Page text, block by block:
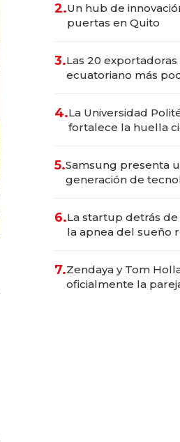
2.Un hub de
puertas en Quito
3.Las 20
ecuatoriano más
4.La Universidad
fortalece la huella
5.Samsung presenta
generación de
6.La startup detrás
la apnea del sueño
7.Zendaya y Tom
oficialmente la